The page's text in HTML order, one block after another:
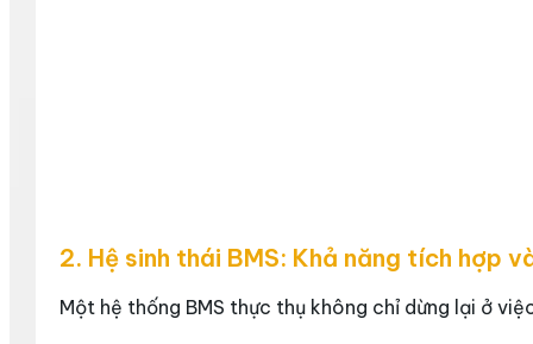
2. Hệ sinh thái BMS: Khả năng tích hợp
Một hệ thống BMS thực thụ không chỉ dừng lại ở